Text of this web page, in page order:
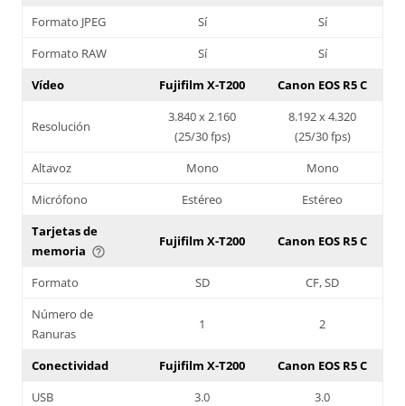
Formato JPEG Sí
Sí
Formato RAW
Sí
Sí
Vídeo
Fujifilm X-T200 Canon EOS R5 C
Resolución
3.840 x 2.160
(25/30 fps)
8.192 x 4.320
(25/30 fps)
Altavoz
Mono
Mono
Micrófono
Estéreo
Estéreo
Tarjetas de
memoria help_outline
Fujifilm X-T200 Canon EOS R5 C
Formato SD
CF, SD
Número de
Ranuras
1 2
Conectividad Fujifilm X-T200
Canon EOS R5 C
USB
3.0
3.0